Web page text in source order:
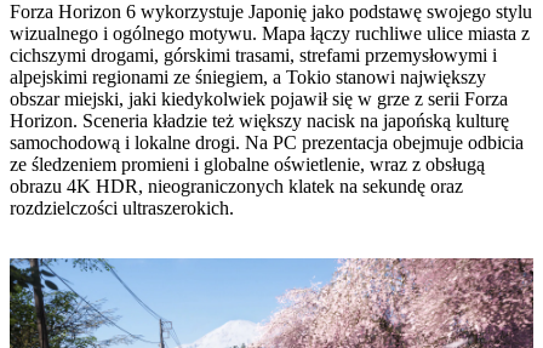
Forza Horizon 6 wykorzystuje Japonię jako podstawę swojego stylu
wizualnego i ogólnego motywu. Mapa łączy ruchliwe ulice miasta z
cichszymi drogami, górskimi trasami, strefami przemysłowymi i
alpejskimi regionami ze śniegiem, a Tokio stanowi największy
obszar miejski, jaki kiedykolwiek pojawił się w grze z serii Forza
Horizon. Sceneria kładzie też większy nacisk na japońską kulturę
samochodową i lokalne drogi. Na PC prezentacja obejmuje odbicia
ze śledzeniem promieni i globalne oświetlenie, wraz z obsługą
obrazu 4K HDR, nieograniczonych klatek na sekundę oraz
rozdzielczości ultraszerokich.